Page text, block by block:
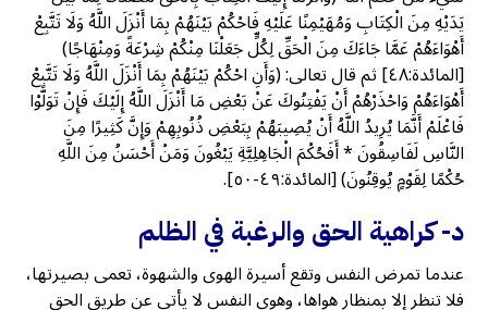
يَدَيْهِ مِنَ الْكِتَابِ وَمُهَيْمِنًا عَلَيْهِ فَاحْكُمْ بَيْنَهُمْ بِمَا أَنْزَلَ اللَّهُ وَلَا تَتَّبِعْ
أَهْوَاءَهُمْ عَمَّا جَاءَكَ مِنَ الْحَقِّ لِكُلٍّ جَعَلْنَا مِنْكُمْ شِرْعَةً وَمِنْهَاجًا)
[المائدة:٤٨] ثم قال تعالى: (وَأَنِ احْكُمْ بَيْنَهُمْ بِمَا أَنْزَلَ اللَّهُ وَلَا تَتَّبِعْ
أَهْوَاءَهُمْ وَاحْذَرْهُمْ أَنْ يَفْتِنُوكَ عَنْ بَعْضِ مَا أَنْزَلَ اللَّهُ إِلَيْكَ فَإِنْ تَوَلَّوْا
فَاعْلَمْ أَنَّمَا يُرِيدُ اللَّهُ أَنْ يُصِيبَهُمْ بِبَعْضِ ذُنُوبِهِمْ وَإِنَّ كَثِيرًا مِنَ
النَّاسِ لَفَاسِقُونَ * أَفَحُكْمَ الْجَاهِلِيَّةِ يَبْغُونَ وَمَنْ أَحْسَنُ مِنَ اللَّهِ
حُكْمًا لِقَوْمٍ يُوقِنُونَ) [المائدة:٤٩-٥٠].
د- كراهية الحق والرغبة في الظلم
عندما تمرض النفس وتقع أسيرة الهوى والشهوة، تعمى بصيرتها،
فلا تنظر إلا بمنظار هواها، وهوى النفس لا يأتي عن طريق الحق